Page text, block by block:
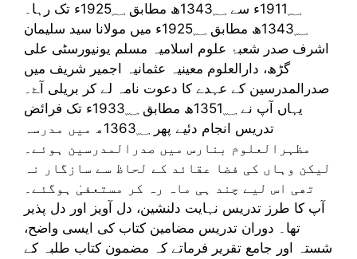
1911؁ء سے 1343؁ھ مطابق 1925؁ء تک رہا۔
1343؁ھ مطابق 1925؁ء میں مولانا سید سلیمان
اشرف صدر شعبۂ علوم اسلامیہ مسلم یونیورسٹی علی
گڑھ، دارالعلوم معینیہ عثمانیہ اجمیر شریف میں
صدرالمدرسین کے عہدے کا دعوت نامہ لے کر بریلی آۓ۔
یہاں آپ نے 1351؁ھ مطابق 1933؁ء تک فرائض
تدریس انجام دئیے پھر 1363؁ھ میں مدرسہ
مظہرالعلوم بنارس میں صدرالمدرسین ہوئے۔
لیکن وہاں کی فضا عقائد کے لحاظ سے سازگار نہ
تھی اس لیے چند ہی ماہ رہ کر مستعفیٰ ہوگئے۔
آپ کا طرز تدریس نہایت دلنشین، دل آویز اور دل پذیر
تھا۔ دوران تدریس مضامین کتاب کی ایسی واضح،
شستہ اور جامع تقریر فرماتے کہ مضمون کتاب طلبہ کے